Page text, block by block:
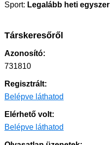
Sport: Legalább heti egyszer
Társkeresőről
Azonosító:
731810
Regisztrált:
Belépve láthatod
Elérhető volt:
Belépve láthatod